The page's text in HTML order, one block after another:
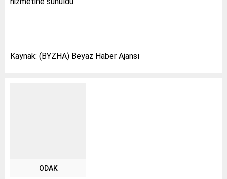
Kaynak: (BYZHA) Beyaz Haber Ajansı
ODAK